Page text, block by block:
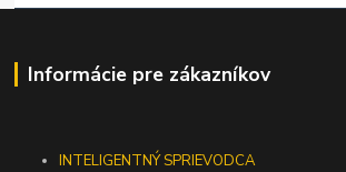
Informácie pre zákazníkov
INTELIGENTNÝ SPRIEVODCA